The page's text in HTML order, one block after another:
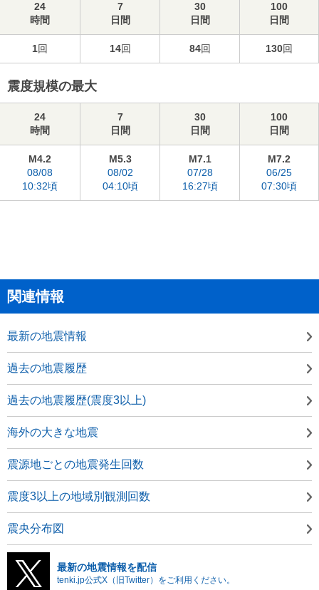
24
時間
7
日間
30
日間
100
日間
1回 14回 84回 130回
震度規模の最大
24
時間
7
日間
30
日間
100
日間
M4.2
08/08
10:32頃
M5.3
08/02
04:10頃
M7.1
07/28
16:27頃
M7.2
06/25
07:30頃
関連情報
最新の地震情報
過去の地震履歴
過去の地震履歴(震度3以上)
海外の大きな地震
震源地ごとの地震発生回数
震度3以上の地域別観測回数
震央分布図
最新の地震情報を配信
tenki.jp公式X（旧Twitter）をご利用ください。